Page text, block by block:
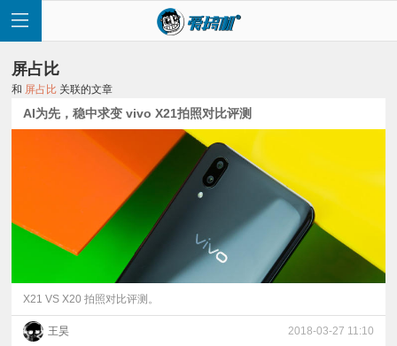
讯
评
屏占比
和 屏占比 关联的文章
AI为先，稳中求变 vivo X21拍照对比评测
X21 VS X20 拍照对比评测。
王昊 2018-03-27 11:10